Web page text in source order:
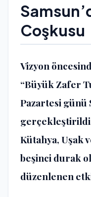
Coşkusu
Vizyon
“Büyük Zafer
Pazartesi günü
Kütahya, Uşak
beşinci durak
düzenlenen